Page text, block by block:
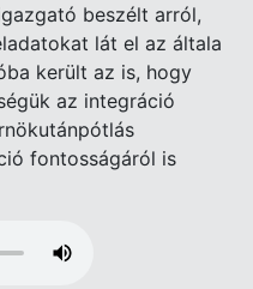
beszélt arról,
lát el az általa
került az is, hogy
az integráció
fontosságáról is